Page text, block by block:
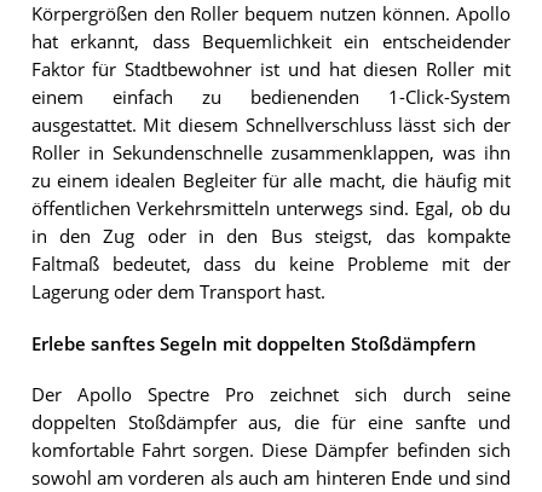
Körpergrößen den Roller bequem nutzen können. Apollo
hat erkannt, dass Bequemlichkeit ein entscheidender
Faktor für Stadtbewohner ist und hat diesen Roller mit
einem einfach zu bedienenden 1-Click-System
ausgestattet. Mit diesem Schnellverschluss lässt sich der
Roller in Sekundenschnelle zusammenklappen, was ihn
zu einem idealen Begleiter für alle macht, die häufig mit
öffentlichen Verkehrsmitteln unterwegs sind. Egal, ob du
in den Zug oder in den Bus steigst, das kompakte
Faltmaß bedeutet, dass du keine Probleme mit der
Lagerung oder dem Transport hast.
Erlebe sanftes Segeln mit doppelten Stoßdämpfern
Der Apollo Spectre Pro zeichnet sich durch seine
doppelten Stoßdämpfer aus, die für eine sanfte und
komfortable Fahrt sorgen. Diese Dämpfer befinden sich
sowohl am vorderen als auch am hinteren Ende und sind